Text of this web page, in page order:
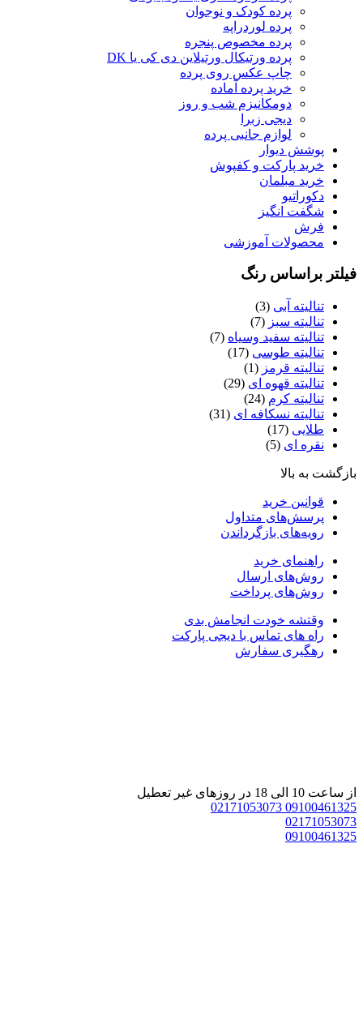
پرده کودک و نوجوان
پرده لوردراپه
پرده مخصوص پنجره
پرده ورتیکال ورتیلاین دی کی یا DK
چاپ عکس روی پرده
خرید پرده آماده
دومکانیزم شب و روز
دیجی زبرا
لوازم جانبی پرده
پوشش دیوار
خرید پارکت و کفپوش
خرید مبلمان
دکوراتیو
شگفت انگیز
فرش
محصولات آموزشی
براساس رنگ
تنالیته آبی (3)
تنالیته سبز (7)
تنالیته سفید وسیاه (7)
تنالیته طوسی (17)
تنالیته قرمز (1)
تنالیته قهوه ای (29)
تنالیته کرم (24)
تنالیته نسکافه ای (31)
طلایی (17)
نقره ای (5)
به بالا
قوانین خرید
پرسش‌های متداول
رویه‌های بازگرداندن
راهنمای خرید
روش‌های ارسال
روش‌های پرداخت
وقتشه خودت انجامش بدی
راه های تماس با دیجی پارکت
رهگیری سفارش
ساعت 10 الی 18 در روزهای غیر تعطیل
02171053073